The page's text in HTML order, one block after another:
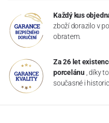
Každý kus
zboží dorazilo v
obratem.
Za 26 let
porcelánu , díky
současné i